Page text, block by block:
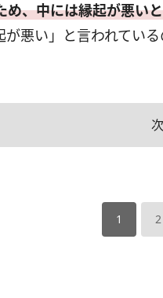
め、中には縁起が悪い
が悪い」と言われている
1 2